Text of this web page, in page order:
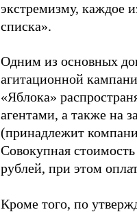
экстремизму, каждое
списка».
Одним из основных
агитационной
«Яблока»
агентами, а также на
(принадлежит
Совокупная
рублей, при этом
Кроме того, по